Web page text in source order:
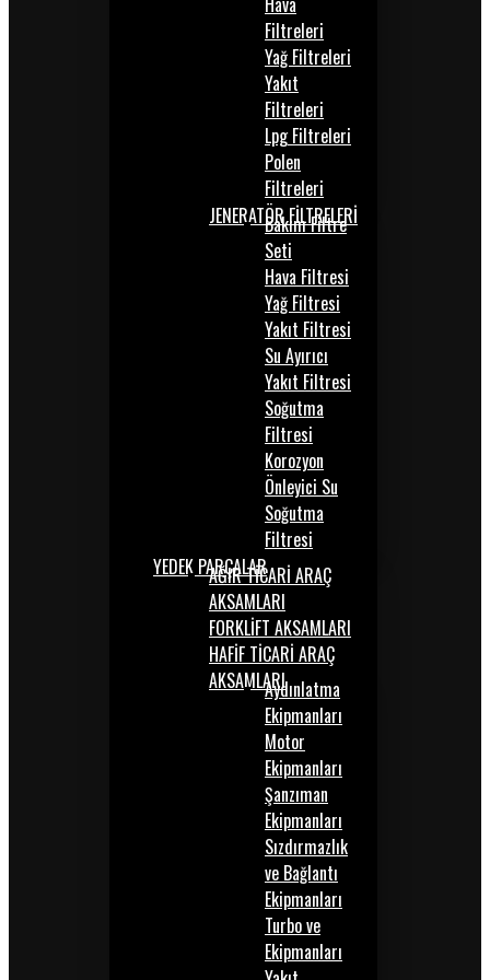
Filtreleri
Yağ Filtreleri
Yakıt
Filtreleri
Lpg Filtreleri
Polen
Filtreleri
JENERATÖR FİLTRELERİ
Bakım Filtre
Seti
Hava Filtresi
Yağ Filtresi
Yakıt Filtresi
Su Ayırıcı
Yakıt Filtresi
Soğutma
Filtresi
Korozyon
Önleyici Su
Soğutma
Filtresi
YEDEK PARÇALARAĞIR TİCARİ ARAÇ
AKSAMLARI
FORKLİFT AKSAMLARI
HAFİF TİCARİ ARAÇ
AKSAMLARIAydınlatma
Ekipmanları
Motor
Ekipmanları
Şanzıman
Ekipmanları
Sızdırmazlık
ve Bağlantı
Ekipmanları
Turbo ve
Ekipmanları